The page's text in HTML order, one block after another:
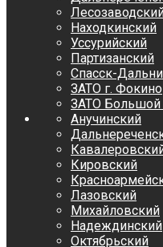
Находкинский
Уссурийский
Партизанский
Спасск-
ЗАТО г. Фокино
ЗАТО Большой
Анучинский
Кировский
Лазовский
Михайловский
Надеждинский
Октябрьский